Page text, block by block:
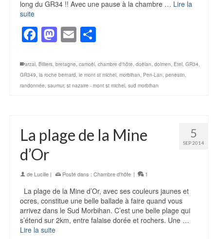
long du GR34 !! Avec une pause à la chambre … Lire la
suite
Facebook
Mastodon
Email
arzal, Billiers, bretagne, camoël, chambre d'hôte, doëlan, dolmen, Etel, GR34,
GR349, la roche bernard, le mont st michel, morbihan, Pen-Lan, penestin,
randonnée, saumur, st nazaire - mont st michel, sud morbihan
5
SEP 2014
La plage de la Mine
d’Or
de Lucille | Posté dans : Chambre d'hôte | 1
La plage de la Mine d’Or, avec ses couleurs jaunes et
ocres, constitue une belle ballade à faire quand vous
arrivez dans le Sud Morbihan. C’est une belle plage qui
s’étend sur 2km, entre falaise dorée et rochers. Une …
Lire la suite